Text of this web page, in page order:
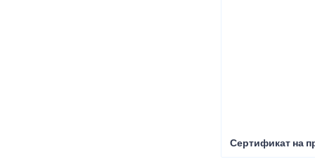
Сертификат на